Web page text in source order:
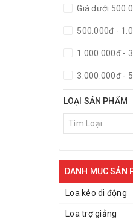
Giá dưới
500.000đ -
1.000.000đ -
3.000.000đ -
5.000.000đ -
Giá trên
LOẠI SẢN PHẨM
DANH MỤC SẢN
Loa kéo di động
Loa trợ giảng